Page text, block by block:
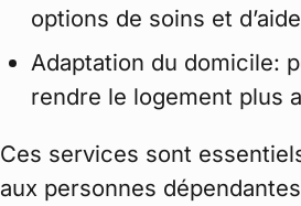
options de soins et
Adaptation du domicile:
rendre le logement plus
Ces services sont
aux personnes